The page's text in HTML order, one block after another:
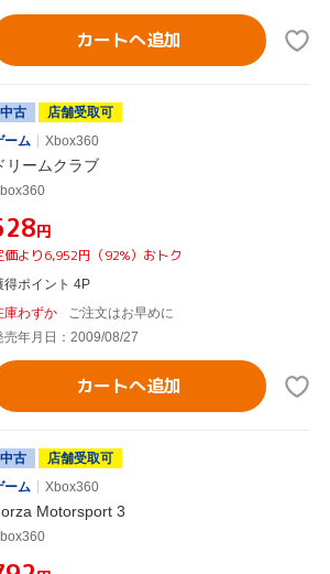
カートへ追加
中古
店舗受取可
ーム
Xbox360
リームクラブ
円
価より6,952円（92%）おトク
得ポイント 4P
庫わずか
ご注文はお早めに
売年月日：2009/08/27
カートへ追加
中古
店舗受取可
ーム
Xbox360
Motorsport 3